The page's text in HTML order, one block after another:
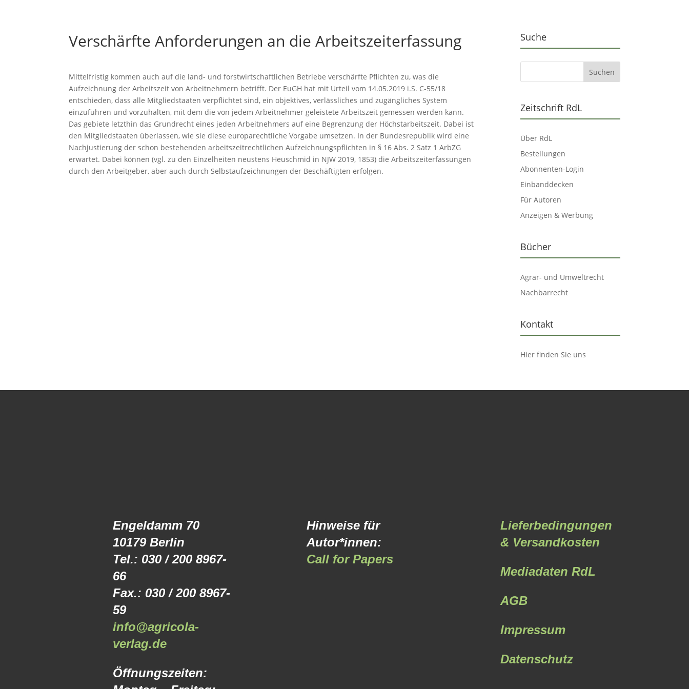
Verschärfte Anforderungen an die Arbeitszeiterfassung
Mittelfristig kommen auch auf die land- und forstwirtschaftlichen Betriebe verschärfte Pflichten zu, was die
Aufzeichnung der Arbeitszeit von Arbeitnehmern betrifft. Der EuGH hat mit Urteil vom 14.05.2019 i.S. C-55/18
entschieden, dass alle Mitgliedstaaten verpflichtet sind, ein objektives, verlässliches und zugängliches System
einzuführen und vorzuhalten, mit dem die von jedem Arbeitnehmer geleistete Arbeitszeit gemessen werden kann.
Das gebiete letzthin das Grundrecht eines jeden Arbeitnehmers auf eine Begrenzung der Höchstarbeitszeit. Dabei ist
den Mitgliedstaaten überlassen, wie sie diese europarechtliche Vorgabe umsetzen. In der Bundesrepublik wird eine
Nachjustierung der schon bestehenden arbeitszeitrechtlichen Aufzeichnungspflichten in § 16 Abs. 2 Satz 1 ArbZG
erwartet. Dabei können (vgl. zu den Einzelheiten neustens Heuschmid in NJW 2019, 1853) die Arbeitszeiterfassungen
durch den Arbeitgeber, aber auch durch Selbstaufzeichnungen der Beschäftigten erfolgen.
Suche
Zeitschrift RdL
Über RdL
Bestellungen
Abonnenten-Login
Einbanddecken
Für Autoren
Anzeigen & Werbung
Bücher
Agrar- und Umweltrecht
Nachbarrecht
Kontakt
Hier finden Sie uns
Engeldamm 70
10179 Berlin
Tel.: 030 / 200 8967-
66
Fax.: 030 / 200 8967-
59
info@agricola-
verlag.de
Öffnungszeiten:
Hinweise für
Autor*innen:
Call for Papers
Lieferbedingungen
& Versandkosten
Mediadaten RdL
AGB
Impressum
Datenschutz